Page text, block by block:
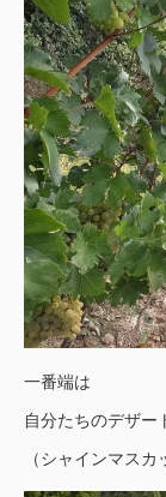
一番端は
自分たちのデザー
（シャインマス